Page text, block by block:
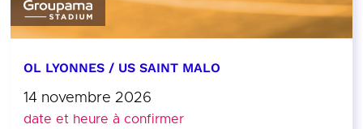
OL LYONNES / US SAINT MALO
14 novembre 2026
date et heure à confirmer